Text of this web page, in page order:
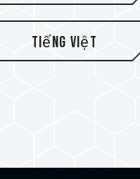
Tiếng Việt